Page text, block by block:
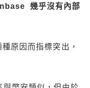
幾乎沒有內部
原因而指標突出，